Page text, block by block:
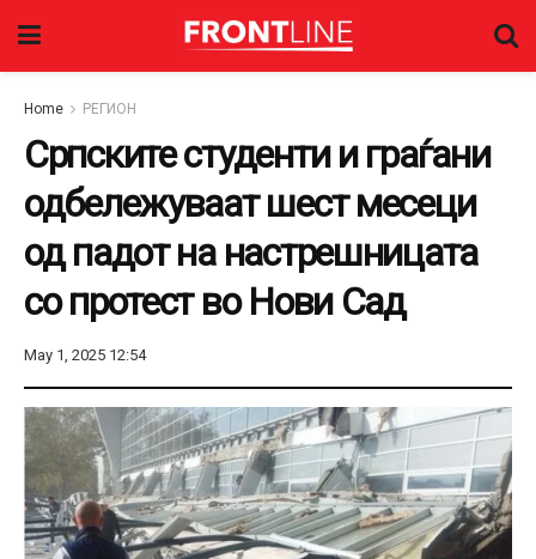
Home РЕГИОН
Српските студенти и граѓани
одбележуваат шест месеци
од падот на настрешницата
со протест во Нови Сад
May 1, 2025 12:54